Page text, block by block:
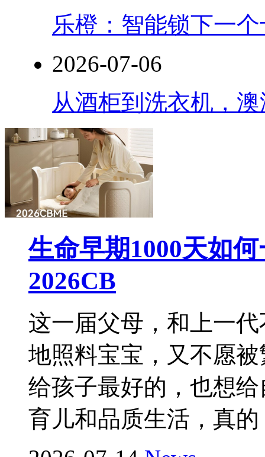
乐橙：智能锁下一
2026-07-06
从酒柜到洗衣机，
生命早期1000天如
2026CB
这一届父母，和上一
地照料宝宝，又不愿
给孩子最好的，也想
育儿和品质生活，真的